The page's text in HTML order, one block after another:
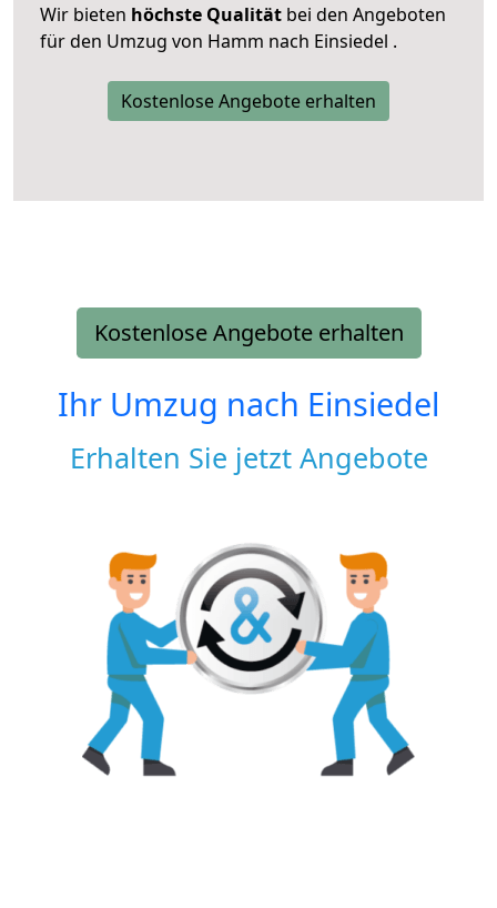
Wir bieten höchste Qualität bei den Angeboten
für den Umzug von Hamm nach Einsiedel .
Kostenlose Angebote erhalten
Kostenlose Angebote erhalten
Ihr Umzug nach Einsiedel
Erhalten Sie jetzt Angebote